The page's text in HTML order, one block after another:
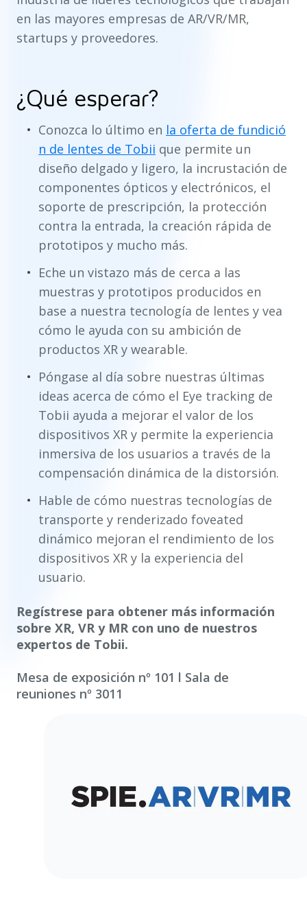
en las mayores empresas de AR/VR/MR,
startups y proveedores.
¿Qué esperar?
Conozca lo último en la oferta de fundició
n de lentes de Tobii que permite un
diseño delgado y ligero, la incrustación de
componentes ópticos y electrónicos, el
soporte de prescripción, la protección
contra la entrada, la creación rápida de
prototipos y mucho más.
Eche un vistazo más de cerca a las
muestras y prototipos producidos en
base a nuestra tecnología de lentes y vea
cómo le ayuda con su ambición de
productos XR y wearable.
Póngase al día sobre nuestras últimas
ideas acerca de cómo el Eye tracking de
Tobii ayuda a mejorar el valor de los
dispositivos XR y permite la experiencia
inmersiva de los usuarios a través de la
compensación dinámica de la distorsión.
Hable de cómo nuestras tecnologías de
transporte y renderizado foveated
dinámico mejoran el rendimiento de los
dispositivos XR y la experiencia del
usuario.
Regístrese para obtener más información
sobre XR, VR y MR con uno de nuestros
expertos de Tobii.
Mesa de exposición nº 101 l Sala de
reuniones nº 3011